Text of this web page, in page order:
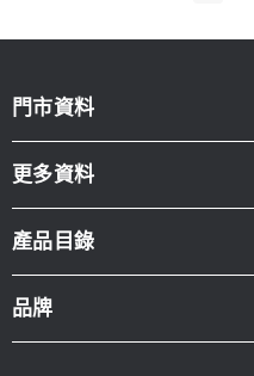
門市資料
更多資料
產品目錄
品牌